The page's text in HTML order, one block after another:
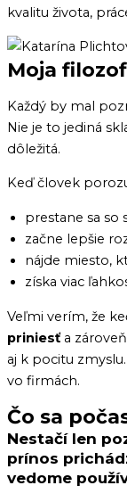
kvalitu života,
Moja
Každý by mal
Nie je to jediná
dôležitá.
Keď človek
prestane sa
začne lepšie
nájde miesto,
získa viac
Veľmi verím, že
priniesťa zároveň
aj k pocitu
vo firmách.
Čo sa
Nestačí len
prínos
vedome